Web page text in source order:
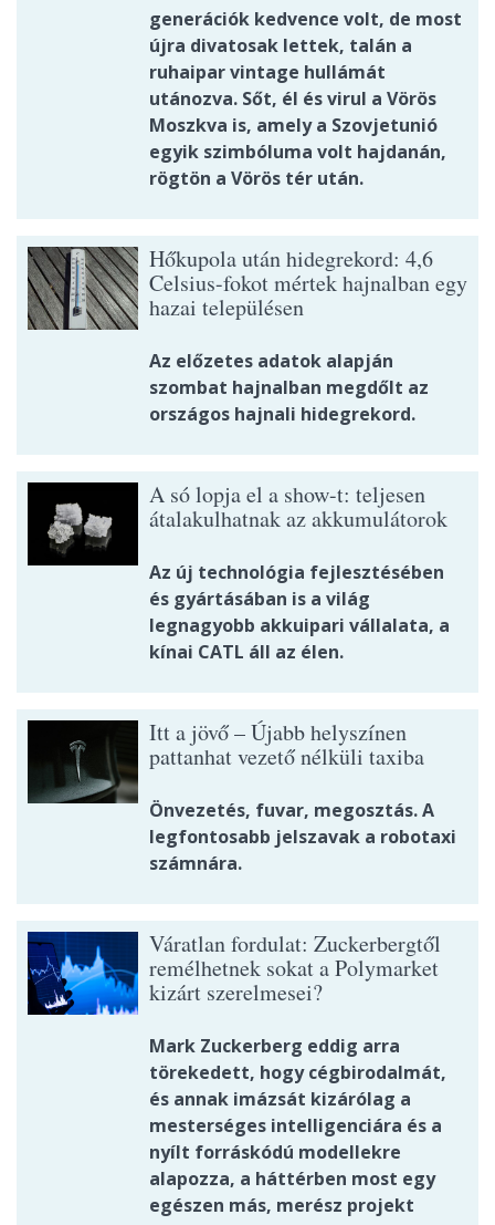
generációk kedvence volt, de most
újra divatosak lettek, talán a
ruhaipar vintage hullámát
utánozva. Sőt, él és virul a Vörös
Moszkva is, amely a Szovjetunió
egyik szimbóluma volt hajdanán,
rögtön a Vörös tér után.
Hőkupola után hidegrekord: 4,6
Celsius-fokot mértek hajnalban egy
hazai településen
Az előzetes adatok alapján
szombat hajnalban megdőlt az
országos hajnali hidegrekord.
A só lopja el a show-t: teljesen
átalakulhatnak az akkumulátorok
Az új technológia fejlesztésében
és gyártásában is a világ
legnagyobb akkuipari vállalata, a
kínai CATL áll az élen.
Itt a jövő – Újabb helyszínen
pattanhat vezető nélküli taxiba
Önvezetés, fuvar, megosztás. A
legfontosabb jelszavak a robotaxi
számnára.
Váratlan fordulat: Zuckerbergtől
remélhetnek sokat a Polymarket
kizárt szerelmesei?
Mark Zuckerberg eddig arra
törekedett, hogy cégbirodalmát,
és annak imázsát kizárólag a
mesterséges intelligenciára és a
nyílt forráskódú modellekre
alapozza, a háttérben most egy
egészen más, merész projekt